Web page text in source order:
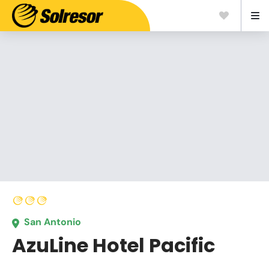
San Antonio
AzuLine Hotel Pacific